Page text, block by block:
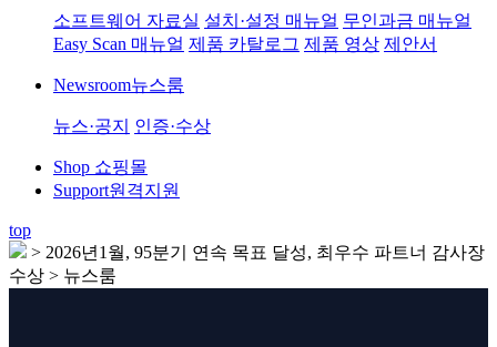
소프트웨어 자료실 설치·설정 매뉴얼 무인과금 매뉴얼
Easy Scan 매뉴얼 제품 카탈로그 제품 영상 제안서
Newsroom뉴스룸
뉴스·공지 인증·수상
Shop 쇼핑몰
Support원격지원
top
> 2026년1월, 95분기 연속 목표 달성, 최우수 파트너 감사장
수상 > 뉴스룸